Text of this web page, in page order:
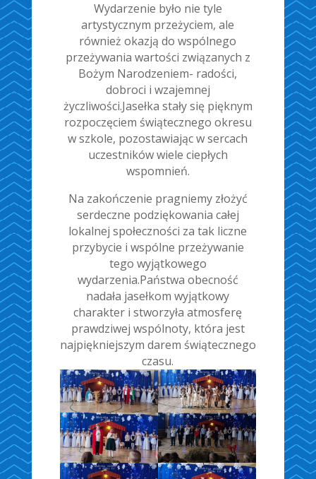
Wydarzenie było nie tyle
artystycznym przeżyciem, ale
również okazją do wspólnego
przeżywania wartości związanych z
Bożym Narodzeniem- radości,
dobroci i wzajemnej
życzliwości.Jasełka stały się pięknym
rozpoczęciem świątecznego okresu
w szkole, pozostawiając w sercach
uczestników wiele ciepłych
wspomnień.
Na zakończenie pragniemy złożyć
serdeczne podziękowania całej
lokalnej społeczności za tak liczne
przybycie i wspólne przeżywanie
tego wyjątkowego
wydarzenia.Państwa obecność
nadała jasełkom wyjątkowy
charakter i stworzyła atmosferę
prawdziwej wspólnoty, która jest
najpiękniejszym darem świątecznego
czasu.